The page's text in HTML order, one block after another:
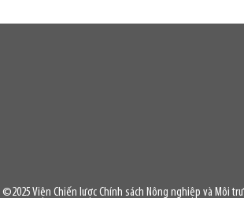
©2025 Viện Chiến lược Chính sách Nông nghiệp và Môi